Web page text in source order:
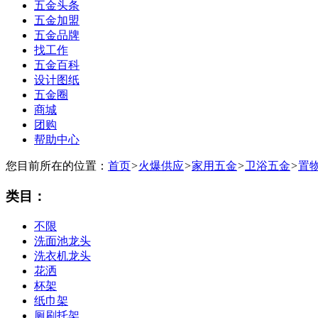
五金头条
五金加盟
五金品牌
找工作
五金百科
设计图纸
五金圈
商城
团购
帮助中心
您目前所在的位置： 首页>火爆供应>家用五金>卫浴五金>置
类目：
不限
洗面池龙头
洗衣机龙头
花洒
杯架
纸巾架
厕刷托架